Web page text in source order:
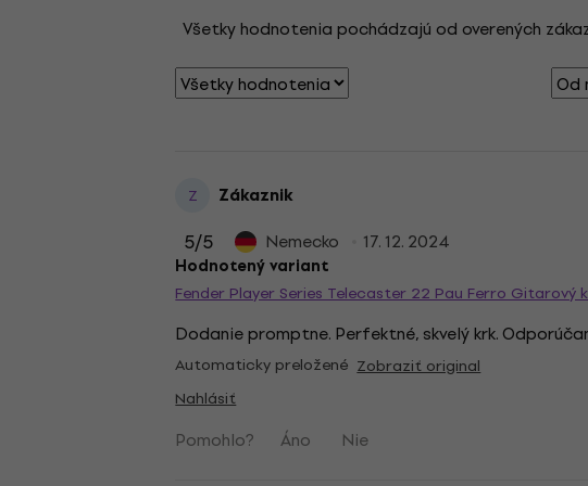
Všetky hodnotenia pochádzajú od overených
Z Zákaznik
5/5 Nemecko 17. 12. 2024
Hodnotený variant
Fender Player Series Telecaster 22 Pau Ferro Gitarový
Dodanie promptne. Perfektné, skvelý krk.
Automaticky preložené Zobraziť original
Nahlásiť
Pomohlo? Áno Nie